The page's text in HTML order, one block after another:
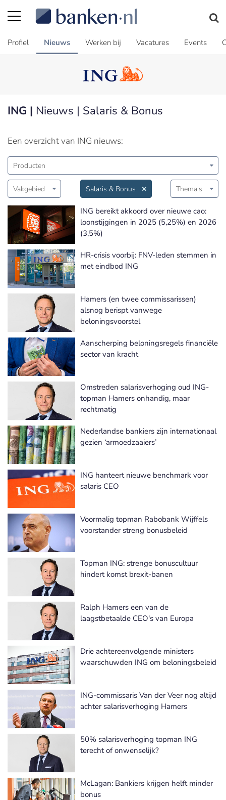
Profiel Nieuws Werken bij Vacatures Events
ING | Nieuws | Salaris & Bonus
Een overzicht van ING nieuws:
Producten
Vakgebied Salaris & Bonus Thema's
ING bereikt akkoord over nieuwe cao:
loonstijgingen in 2025 (5,25%) en 2026
(3,5%)
HR-crisis voorbij: FNV-leden stemmen in
met eindbod ING
Hamers (en twee commissarissen)
alsnog berispt vanwege
beloningsvoorstel
Aanscherping beloningsregels financiële
sector van kracht
Omstreden salarisverhoging oud ING-
topman Hamers onhandig, maar
rechtmatig
Nederlandse bankiers zijn internationaal
gezien ‘armoedzaaiers’
ING hanteert nieuwe benchmark voor
salaris CEO
Voormalig topman Rabobank Wijffels
voorstander streng bonusbeleid
Topman ING: strenge bonuscultuur
hindert komst brexit-banen
Ralph Hamers een van de
laagstbetaalde CEO's van Europa
Drie achtereenvolgende ministers
waarschuwden ING om beloningsbeleid
ING-commissaris Van der Veer nog altijd
achter salarisverhoging Hamers
50% salarisverhoging topman ING
terecht of onwenselijk?
McLagan: Bankiers krijgen helft minder
bonus